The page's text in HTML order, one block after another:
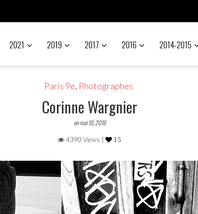
2021 2019 2017 2016 2014-2015
Paris 9e, Photographes
Corinne Wargnier
on mai 10, 2016
4390 Views | 15